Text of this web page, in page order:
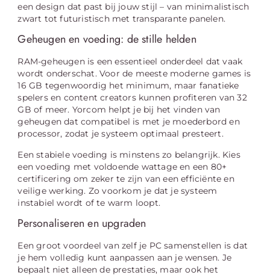
een design dat past bij jouw stijl – van minimalistisch
zwart tot futuristisch met transparante panelen.
Geheugen en voeding: de stille helden
RAM-geheugen is een essentieel onderdeel dat vaak
wordt onderschat. Voor de meeste moderne games is
16 GB tegenwoordig het minimum, maar fanatieke
spelers en content creators kunnen profiteren van 32
GB of meer. Yorcom helpt je bij het vinden van
geheugen dat compatibel is met je moederbord en
processor, zodat je systeem optimaal presteert.
Een stabiele voeding is minstens zo belangrijk. Kies
een voeding met voldoende wattage en een 80+
certificering om zeker te zijn van een efficiënte en
veilige werking. Zo voorkom je dat je systeem
instabiel wordt of te warm loopt.
Personaliseren en upgraden
Een groot voordeel van zelf je PC samenstellen is dat
je hem volledig kunt aanpassen aan je wensen. Je
bepaalt niet alleen de prestaties, maar ook het